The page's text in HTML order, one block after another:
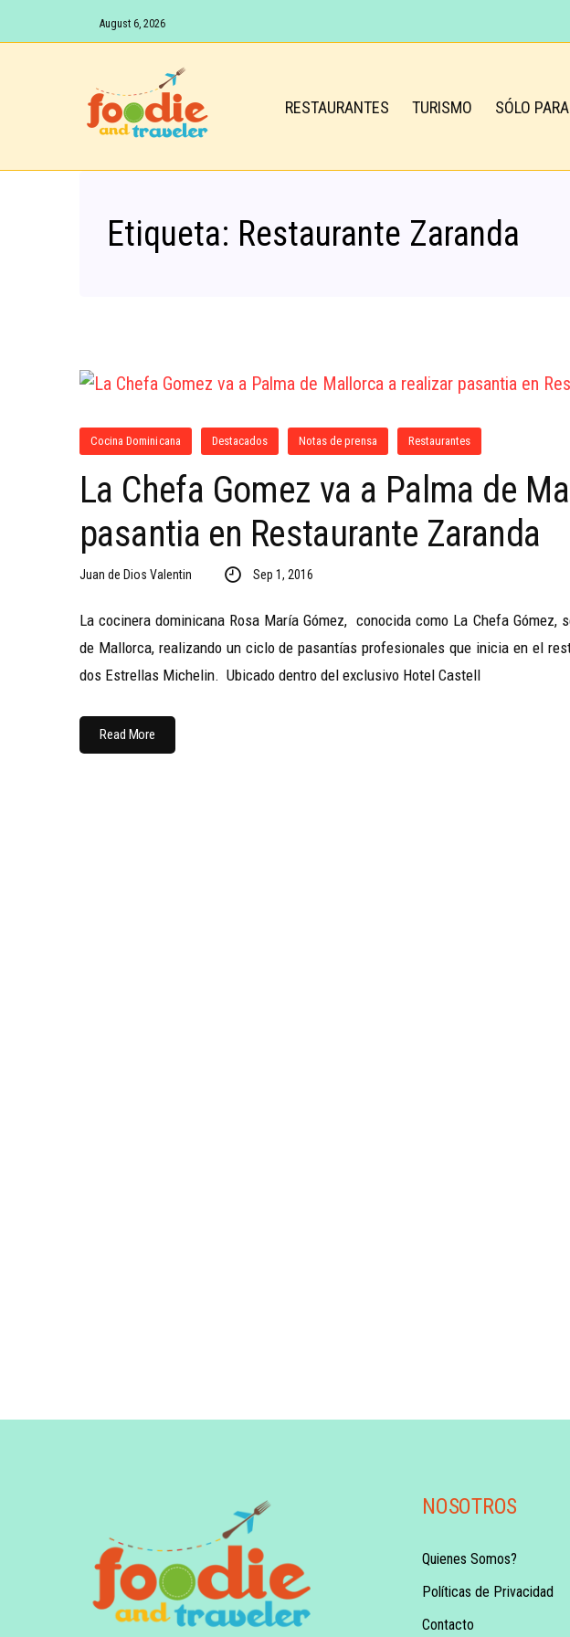
August 6, 2026
RESTAURANTES TURISMO SÓLO
Etiqueta: Restaurante Zaranda
Cocina Dominicana Destacados Notas de prensa Restaurantes
La Chefa Gomez va a Palma de
pasantia en Restaurante Zaranda
Juan de Dios Valentin Sep 1, 2016
La cocinera dominicana Rosa María Gómez, conocida como La Chefa Gómez,
de Mallorca, realizando un ciclo de pasantías profesionales que inicia en el
dos Estrellas Michelin. Ubicado dentro del exclusivo Hotel Castell
Read More
NOSOTROS
Quienes Somos?
Políticas de Privacidad
Contacto